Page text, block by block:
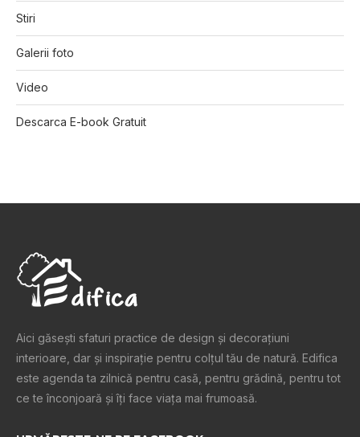
Stiri
Galerii foto
Video
Descarca E-book Gratuit
Aici găsești sfaturi practice de design şi decoraţiuni
interioare, dar și inspiraţie pentru colţul tău de natură. Edifica
este agenda ta zilnică pentru casă, pentru grădină, pentru tot
ce te înconjoară şi îţi face viaţa mai frumoasă.